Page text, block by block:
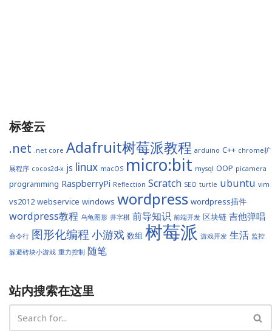
标签云
.net .net core Adafruit树莓派教程 arduino C++ chrome扩
展程序 cocos2d-x js linux macOS micro:bit mysql OOP picamera
programming RaspberryPi Reflection Scratch SEO turtle ubuntu vim
vs2012 webservice windows wordpress wordpress插件
wordpress教程 乌龟图形 井字棋 前导知识 前端开发 区块链 吉他弹唱
命令行 图形化编程 小游戏 数组 树莓派 游戏开发 生活 监控
躲避砖块小游戏 重力控制 随笔
站内搜索在这里